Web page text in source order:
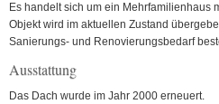
Es handelt sich um ein Mehrfamilienhaus
Objekt wird im aktuellen Zustand
Sanierungs- und Renovierungsbedarf
Ausstattung
Das Dach wurde im Jahr 2000 erneuert.